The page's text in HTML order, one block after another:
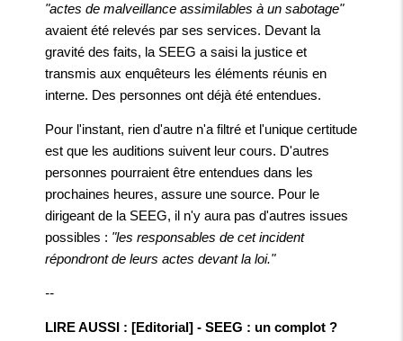
"actes de malveillance assimilables à un sabotage"
avaient été relevés par ses services. Devant la
gravité des faits, la SEEG a saisi la justice et
transmis aux enquêteurs les éléments réunis en
interne. Des personnes ont déjà été entendues.
Pour l'instant, rien d'autre n'a filtré et l'unique certitude
est que les auditions suivent leur cours. D'autres
personnes pourraient être entendues dans les
prochaines heures, assure une source. Pour le
dirigeant de la SEEG, il n'y aura pas d'autres issues
possibles : "les responsables de cet incident
répondront de leurs actes devant la loi."
--
LIRE AUSSI : [Editorial] - SEEG : un complot ?